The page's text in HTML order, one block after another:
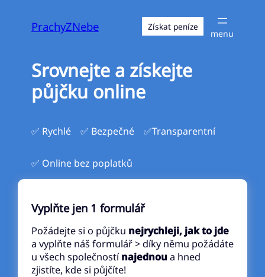
PrachyZNebe Získat peníze
Srovnejte a získejte
půjčku online
✅ Rychlé ✅ Bezpečné ✅Transparentní
✅ Online bez poplatků
Vyplňte jen 1 formulář
Požádejte si o půjčku nejrychleji, jak to jde
a vyplňte náš formulář > díky němu požádáte
u všech společnostínajednou a hned
zjistíte, kde si půjčíte!